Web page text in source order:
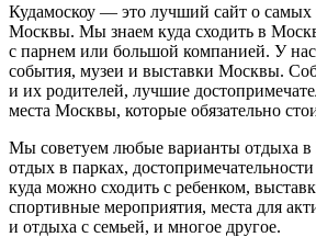
Кудамоскоу — это лучший сайт о самых
Москвы. Мы знаем куда сходить в
с парнем или большой компанией. У
события, музеи и выставки Москвы.
и их родителей, лучшие
места Москвы, которые обязательно
Мы советуем любые варианты отдыха
отдых в парках,
куда можно сходить с ребенком,
спортивные мероприятия, места для
и отдыха с семьей, и многое другое.